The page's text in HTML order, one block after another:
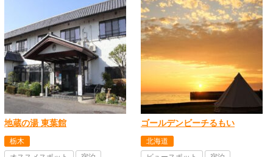
地蔵の湯 東葉館
栃木
ゴールデンビーチるもい
北海道